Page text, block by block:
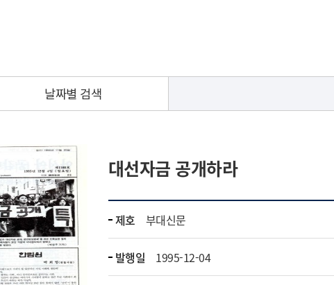
날짜별 검색
대선자금 공개하라
제호 부대신문
발행일 1995-12-04